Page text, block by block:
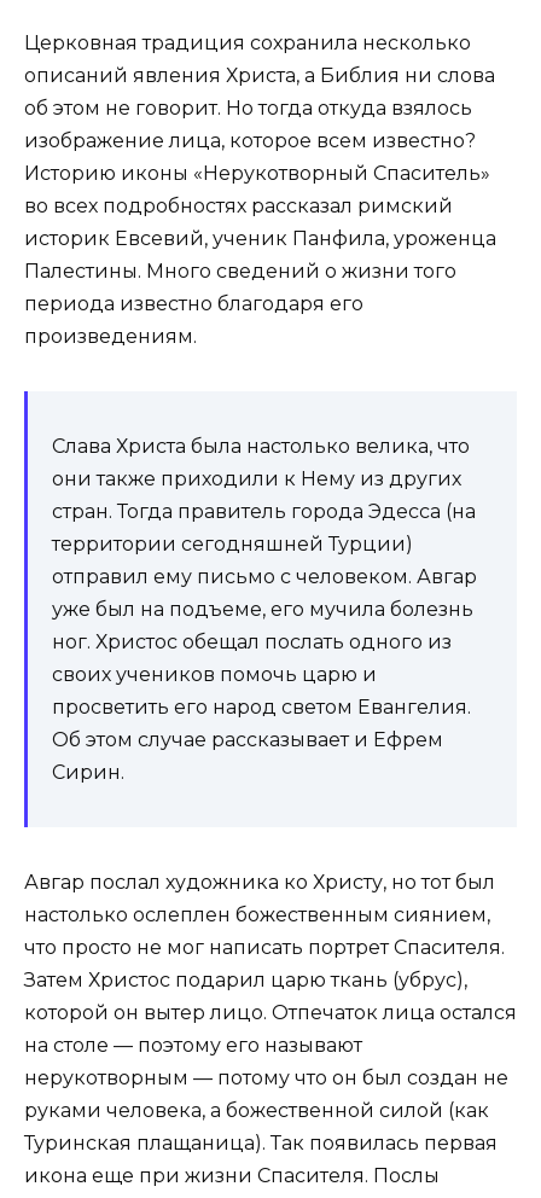
Церковная традиция сохранила несколько
описаний явления Христа, а Библия ни слова
об этом не говорит. Но тогда откуда взялось
изображение лица, которое всем известно?
Историю иконы «Нерукотворный Спаситель»
во всех подробностях рассказал римский
историк Евсевий, ученик Панфила, уроженца
Палестины. Много сведений о жизни того
периода известно благодаря его
произведениям.
Слава Христа была настолько велика, что
они также приходили к Нему из других
стран. Тогда правитель города Эдесса (на
территории сегодняшней Турции)
отправил ему письмо с человеком. Авгар
уже был на подъеме, его мучила болезнь
ног. Христос обещал послать одного из
своих учеников помочь царю и
просветить его народ светом Евангелия.
Об этом случае рассказывает и Ефрем
Сирин.
Авгар послал художника ко Христу, но тот был
настолько ослеплен божественным сиянием,
что просто не мог написать портрет Спасителя.
Затем Христос подарил царю ткань (убрус),
которой он вытер лицо. Отпечаток лица остался
на столе — поэтому его называют
нерукотворным — потому что он был создан не
руками человека, а божественной силой (как
Туринская плащаница). Так появилась первая
икона еще при жизни Спасителя. Послы